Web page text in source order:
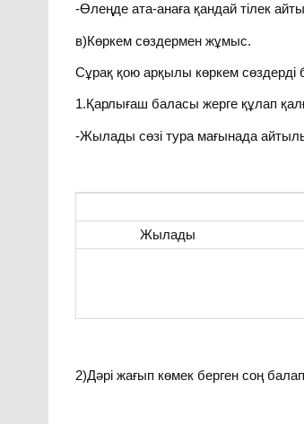
-Өлеңде ата-анаға қандай тілек
в)Көркем сөздермен жұмыс.
Сұрақ қою арқылы көркем сөздерді
1.Қарлығаш баласы жерге құлап
-Жылады сөзі тура мағынада
Жылады
2)Дәрі жағып көмек берген соң